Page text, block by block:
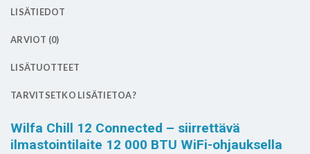
LISÄTIEDOT
ARVIOT (0)
LISÄTUOTTEET
TARVITSETKO LISÄTIETOA?
Wilfa Chill 12 Connected – siirrettävä
ilmastointilaite 12 000 BTU WiFi-ohjauksella